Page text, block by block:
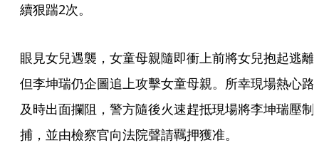
續狠踹2次。
眼見女兒遇襲，女童母親隨即衝上前將女兒抱起逃離
但李坤瑞仍企圖追上攻擊女童母親。所幸現場熱心路
及時出面攔阻，警方隨後火速趕抵現場將李坤瑞壓制
捕，並由檢察官向法院聲請羈押獲准。